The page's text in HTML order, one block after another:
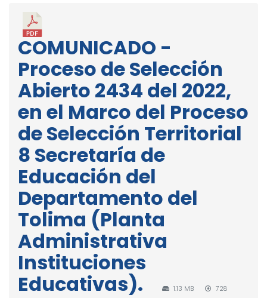
COMUNICADO -
Proceso de Selección
Abierto 2434 del 2022,
en el Marco del Proceso
de Selección Territorial
8 Secretaría de
Educación del
Departamento del
Tolima (Planta
Administrativa
Instituciones
Educativas).
1.13 MB 728